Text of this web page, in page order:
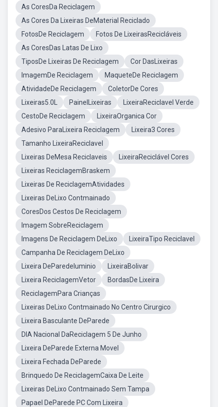
As CoresDa Reciclagem
As Cores Da Lixeiras DeMaterial Reciclado
FotosDe Reciclagem
Fotos De LixeirasRecicláveis
As CoresDas Latas De Lixo
TiposDe Lixeiras De Reciclagem
Cor DasLixeiras
ImagemDe Reciclagem
MaqueteDe Reciclagem
AtividadeDe Reciclagem
ColetorDe Cores
Lixeiras5.0L
PainelLixeiras
LixeiraReciclavel Verde
CestoDe Reciclagem
LixeiraOrganica Cor
Adesivo ParaLixeira Reciclagem
Lixeira3 Cores
Tamanho LixeiraReciclavel
Lixeiras DeMesa Reciclaveis
LixeiraReciclável Cores
Lixeiras ReciclagemBraskem
Lixeiras De ReciclagemAtividades
Lixeiras DeLixo Contmainado
CoresDos Cestos De Reciclagem
Imagem SobreReciclagem
Imagens De Reciclagem DeLixo
LixeiraTipo Reciclavel
Campanha De Reciclagem DeLixo
Lixeira DeParedeluminio
LixeiraBolivar
Lixeira ReciclagemVetor
BordasDe Lixeira
ReciclagemPara Crianças
Lixeiras DeLixo Contmainado No Centro Cirurgico
Lixeira Basculante DeParede
DIA Nacional DaReciclagem 5 De Junho
Lixeira DeParede Externa Movel
Lixeira Fechada DeParede
Brinquedo De ReciclagemCaixa De Leite
Lixeiras DeLixo Contmainado Sem Tampa
Papael DeParede PC Com Lixeira